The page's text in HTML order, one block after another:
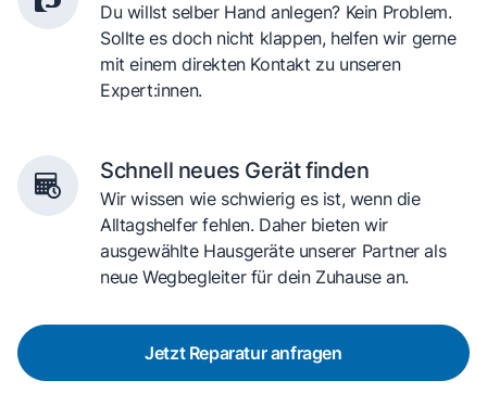
Du willst selber Hand anlegen? Kein Problem.
Sollte es doch nicht klappen, helfen wir gerne
mit einem direkten Kontakt zu unseren
Expert:innen.
Schnell neues Gerät finden
Wir wissen wie schwierig es ist, wenn die
Alltagshelfer fehlen. Daher bieten wir
ausgewählte Hausgeräte unserer Partner als
neue Wegbegleiter für dein Zuhause an.
Jetzt Reparatur anfragen